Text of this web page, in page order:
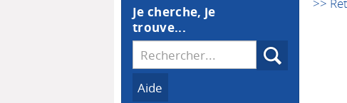
Je cherche, je
trouve...
Recherche